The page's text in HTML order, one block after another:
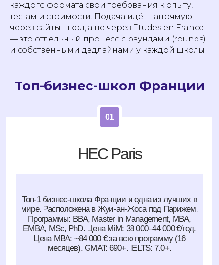
каждого формата свои требования к опыту,
тестам и стоимости. Подача идёт напрямую
через сайты школ, а не через Etudes en France
— это отдельный процесс с раундами (rounds)
и собственными дедлайнами у каждой школы
Топ-бизнес-школ Франции
Топ-1 бизнес-школа Франции и одна из лучших в
мире. Расположена в Жуи-ан-Жоса под Парижем.
Программы: BBA, Master in Management, MBA,
EMBA, MSc, PhD. Цена MiM: 38 000–44 000 €/год.
Цена MBA: ~84 000 € за всю программу (16
месяцев). GMAT: 690+. IELTS: 7.0+.
Самая международная школа Франции — на
программе обучается ~90 национальностей. GMAT:
700+. IELTS: 7.0+.